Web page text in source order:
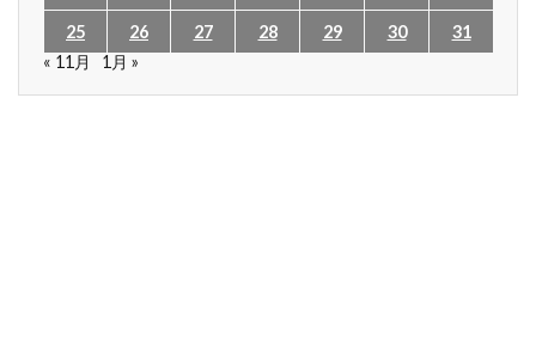
25 26 27 28 29 30
31
« 11月
1月 »